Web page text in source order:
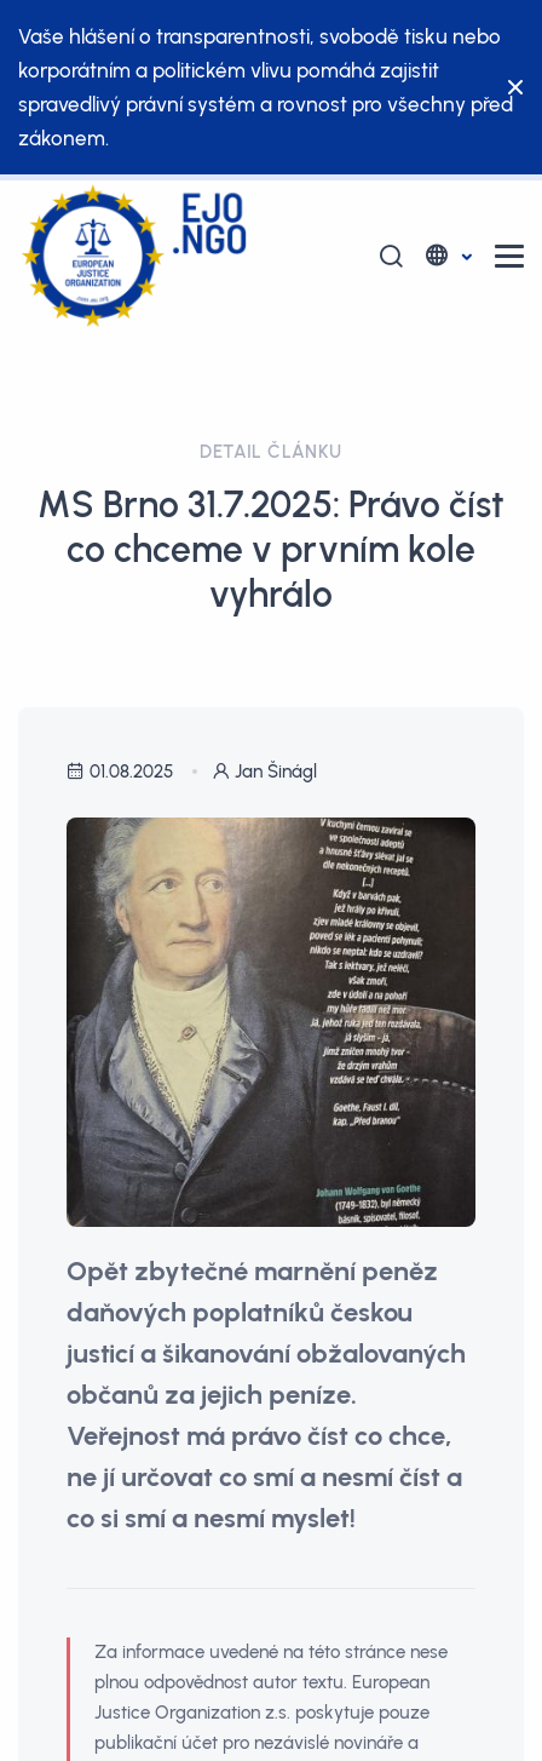
Vaše hlášení o transparentnosti, svobodě tisku nebo
korporátním a politickém vlivu pomáhá zajistit
spravedlivý právní systém a rovnost pro všechny před
zákonem.
DETAIL ČLÁNKU
MS Brno 31.7.2025: Právo číst
co chceme v prvním kole
vyhrálo
01.08.2025 Jan Šinágl
Opět zbytečné marnění peněz
daňových poplatníků českou
justicí a šikanování obžalovaných
občanů za jejich peníze.
Veřejnost má právo číst co chce,
ne jí určovat co smí a nesmí číst a
co si smí a nesmí myslet!
Za informace uvedené na této stránce nese
plnou odpovědnost autor textu. European
Justice Organization z.s. poskytuje pouze
publikační účet pro nezávislé novináře a